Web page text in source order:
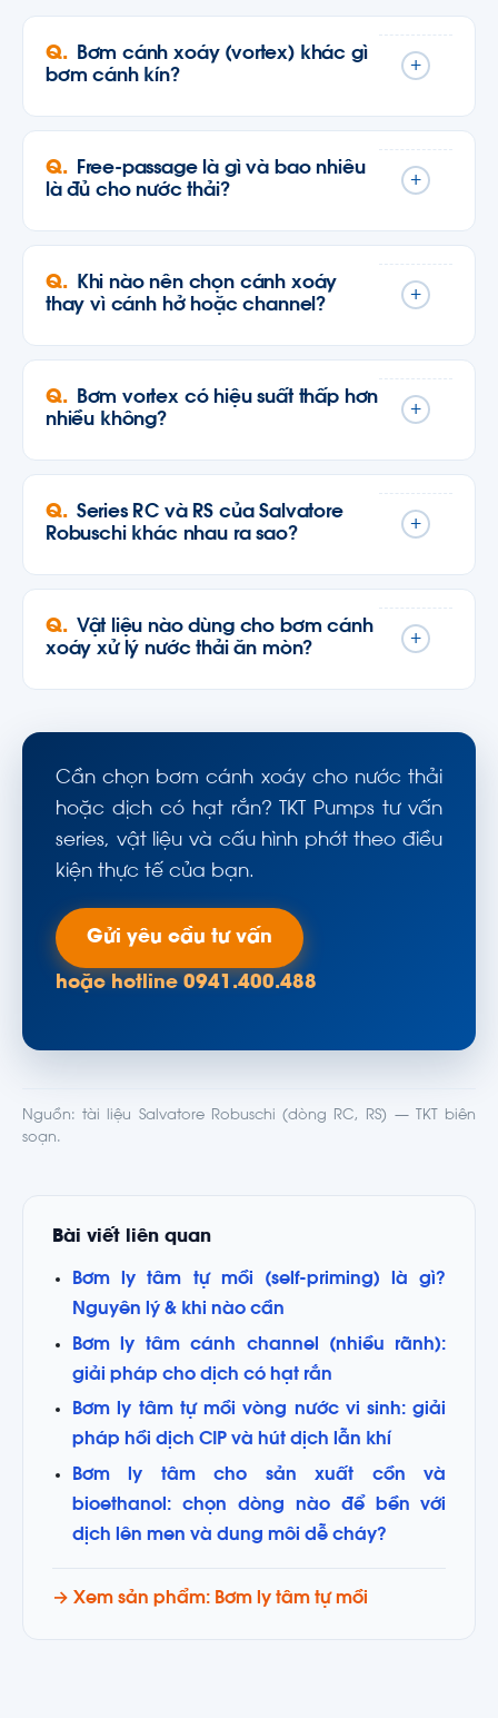
Bơm cánh xoáy (vortex) khác gì
bơm cánh kín?
+
Free-passage là gì và bao nhiêu
là đủ cho nước thải?
+
Khi nào nên chọn cánh xoáy
thay vì cánh hở hoặc channel?
+
Bơm vortex có hiệu suất thấp hơn
nhiều không?
+
Series RC và RS của Salvatore
Robuschi khác nhau ra sao?
+
Vật liệu nào dùng cho bơm cánh
xoáy xử lý nước thải ăn mòn?
+
Cần chọn bơm cánh xoáy cho nước thải
hoặc dịch có hạt rắn? TKT Pumps tư vấn
series, vật liệu và cấu hình phớt theo điều
kiện thực tế của bạn.
Gửi yêu cầu tư vấn
hoặc hotline 0941.400.488
Nguồn: tài liệu Salvatore Robuschi (dòng RC, RS) — TKT biên
soạn.
Bài viết liên quan
Bơm ly tâm tự mồi (self-priming) là gì?
Nguyên lý & khi nào cần
Bơm ly tâm cánh channel (nhiều rãnh):
giải pháp cho dịch có hạt rắn
Bơm ly tâm tự mồi vòng nước vi sinh: giải
pháp hồi dịch CIP và hút dịch lẫn khí
Bơm ly tâm cho sản xuất cồn và
bioethanol: chọn dòng nào để bền với
dịch lên men và dung môi dễ cháy?
→ Xem sản phẩm: Bơm ly tâm tự mồi